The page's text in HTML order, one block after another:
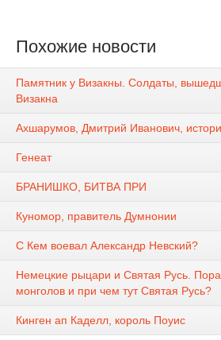
Похожие новости
Памятник у Визакны. Солдаты,
Визакна
Ахшарумов, Дмитрий Иванович,
Генеат
БРАНИШКО, БИТВА ПРИ
Куномор, правитель Думнонии
С Кем воевал Александр Невский?
Немецкие рыцари и Святая Русь.
монголов и при чем тут Святая Русь?
Кинген ап Каделл, король Поуис